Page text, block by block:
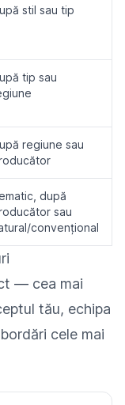
stil sau tip
tip sau
regiune sau
după
sau
convențional
— cea mai
tău, echipa
cele mai